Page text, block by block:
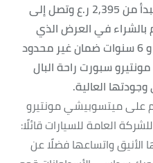
السيارة، بالإضافة لهدايا نقدية تبدأ من 2,395 ر.ع وتصل إلى
بالشراء في العرض الذي
يستمر حتى 20 ديسمبر الجاري، و 6 سنوات ضمان غير محدود
سبورت راحة البال
العالية.
على ميتسوبيشي مونتيرو
العامة للسيارات قائلًا:
الأنيق واتساعها فضلًا عن